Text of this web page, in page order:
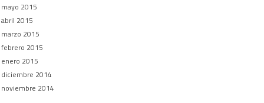
mayo 2015
abril 2015
marzo 2015
febrero 2015
enero 2015
diciembre 2014
noviembre 2014